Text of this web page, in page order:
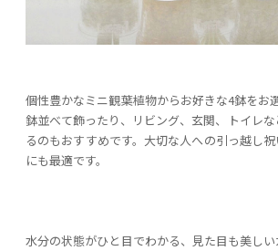
個性豊かなミニ観葉植物からお好きな4鉢をお
鉢並べて飾ったり、リビング、玄関、トイレ
るのもおすすめです。大切な人への引っ越し
にも最適です。
水分の状態がひと目でわかる、見た目も美し